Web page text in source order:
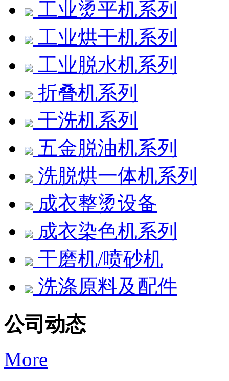
工业烫平机系列
工业烘干机系列
工业脱水机系列
折叠机系列
干洗机系列
五金脱油机系列
洗脱烘一体机系列
成衣整烫设备
成衣染色机系列
干磨机/喷砂机
洗涤原料及配件
公司动态
More